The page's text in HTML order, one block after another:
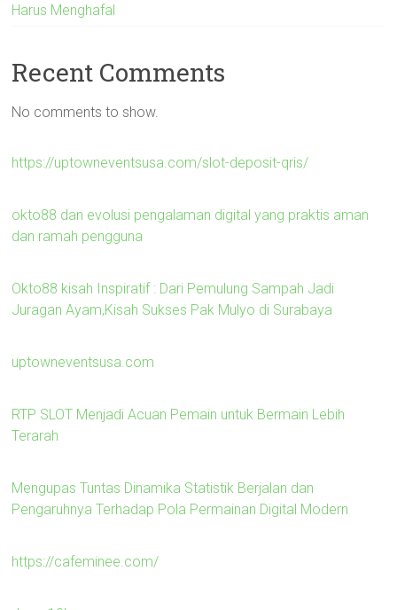
Harus Menghafal
Recent Comments
No comments to show.
https://uptowneventsusa.com/slot-deposit-qris/
okto88 dan evolusi pengalaman digital yang praktis aman
dan ramah pengguna
Okto88 kisah Inspiratif : Dari Pemulung Sampah Jadi
Juragan Ayam,Kisah Sukses Pak Mulyo di Surabaya
uptowneventsusa.com
RTP SLOT Menjadi Acuan Pemain untuk Bermain Lebih
Terarah
Mengupas Tuntas Dinamika Statistik Berjalan dan
Pengaruhnya Terhadap Pola Permainan Digital Modern
https://cafeminee.com/